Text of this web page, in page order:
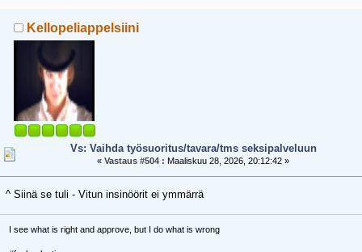
Kellopeliappelsiini
Vs: Vaihda työsuoritus/tavara/tms seksipalveluun
«Vastaus #504 : Maaliskuu 28, 2026, 20:12:42 »
^ Siinä se tuli - Vitun insinöörit ei ymmärrä
I see what is right and approve, but I do what is wrong